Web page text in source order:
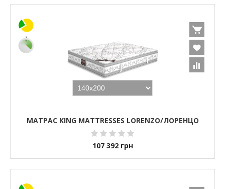
МАТРАС KING MATTRESSES LORENZO/ЛОРЕНЦО
107 392 грн